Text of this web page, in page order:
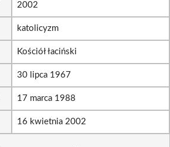
2002
katolicyzm
Kościół łaciński
30 lipca 1967
17 marca 1988
16 kwietnia 2002